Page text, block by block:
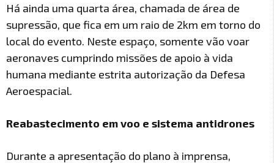
Há ainda uma quarta área, chamada de área de
supressão, que fica em um raio de 2km em torno do
local do evento. Neste espaço, somente vão voar
aeronaves cumprindo missões de apoio à vida
humana mediante estrita autorização da Defesa
Aeroespacial.
Reabastecimento em voo e sistema antidrones
Durante a apresentação do plano à imprensa,